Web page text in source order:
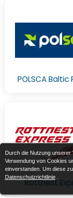
POLSCA Baltic
Rottnest
Durch die Nutzung unserer
Verwendung von Cookies
einverstanden. Um diese
Datenschutzrichtlinie.